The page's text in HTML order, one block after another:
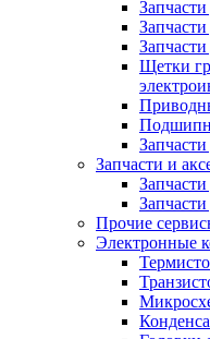
Щетки
Запчасти и
Прочие
Электронные